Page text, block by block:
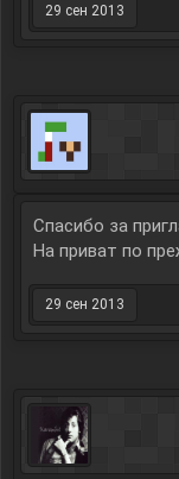
29 сен 2013
Спасибо за
На приват по
29 сен 2013